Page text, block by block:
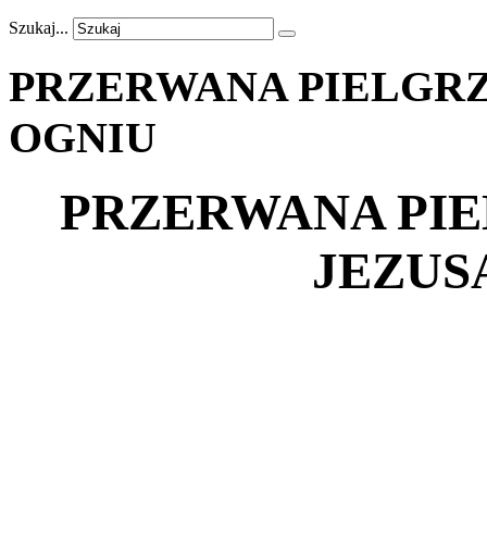
Szukaj...
PRZERWANA
OGNIU
PRZERWANA